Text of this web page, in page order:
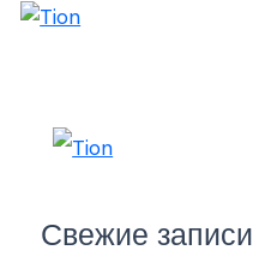
Свежие записи